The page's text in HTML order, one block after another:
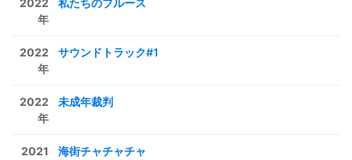
2022
年
私たちのブルース
2022
年
サウンドトラック#1
2022
年
未成年裁判
2021
海街チャチャチャ